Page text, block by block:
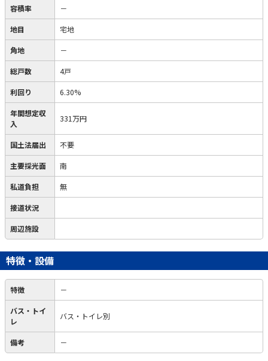
容積率 －
地目 宅地
角地 －
総戸数 4戸
利回り 6.30%
年間想定収
入
331万円
国土法届出 不要
主要採光面 南
私道負担 無
接道状況
周辺施設
特徴・設備
特徴 －
バス・トイ
レ
バス・トイレ別
備考 －